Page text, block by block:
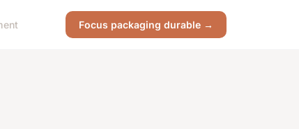
Focus packaging durable →